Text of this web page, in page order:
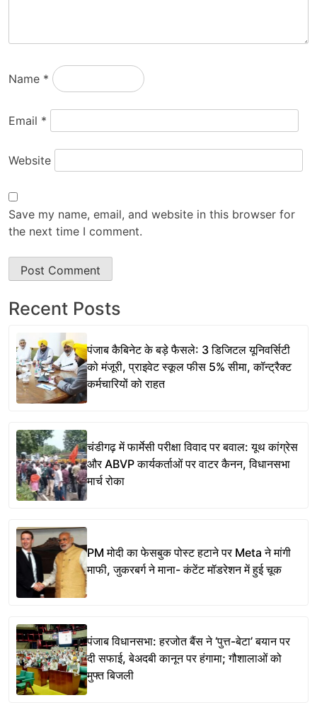
Name *
Email *
Website
Save my name, email, and website in this browser for
the next time I comment.
Recent Posts
पंजाब कैबिनेट के बड़े फैसले: 3 डिजिटल यूनिवर्सिटी
को मंजूरी, प्राइवेट स्कूल फीस 5% सीमा, कॉन्ट्रैक्ट
कर्मचारियों को राहत
चंडीगढ़ में फार्मेसी परीक्षा विवाद पर बवाल: यूथ कांग्रेस
और ABVP कार्यकर्ताओं पर वाटर कैनन, विधानसभा
मार्च रोका
PM मोदी का फेसबुक पोस्ट हटाने पर Meta ने मांगी
माफी, जुकरबर्ग ने माना- कंटेंट मॉडरेशन में हुई चूक
पंजाब विधानसभा: हरजोत बैंस ने ‘पुत्त-बेटा’ बयान पर
दी सफाई, बेअदबी कानून पर हंगामा; गौशालाओं को
मुफ्त बिजली